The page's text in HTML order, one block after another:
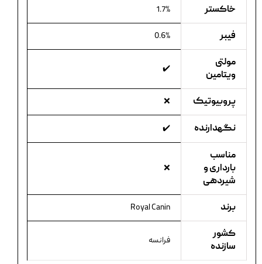
خاکستر 1.7%
فیبر 0.6%
مولتی
ویتامین
✔️
پروبیوتیک ❌
نگهدارنده ✔️
مناسب
بارداری و
شیردهی
❌
برند Royal Canin
کشور
سازنده
فرانسه